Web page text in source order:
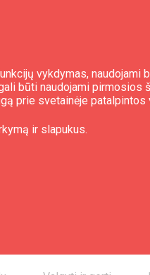
vykdymas,
būti naudojami
prie svetainėje patalpintos
ir slapukus.